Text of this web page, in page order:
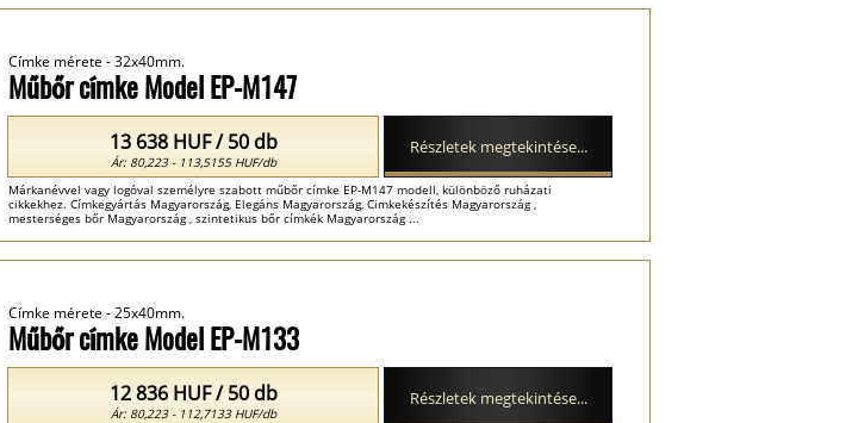
Műbőr címke Model EP-M147
Címke mérete - 32x40mm.
Márkanévvel vagy logóval személyre szabott műbőr címke EP-M147 modell, különböző ruházati
cikkekhez. Címkegyártás Magyarország, Elegáns Magyarország, Cimkekészítés Magyarország ,
mesterséges bőr Magyarország , szintetikus bőr címkék Magyarország ...
13 638 HUF / 50 db
Ár: 80,223 - 113,5155 HUF/db
Részletek megtekintése...
Műbőr címke Model EP-M133
Címke mérete - 25x40mm.
12 836 HUF / 50 db
Ár: 80,223 - 112,7133 HUF/db
Részletek megtekintése...